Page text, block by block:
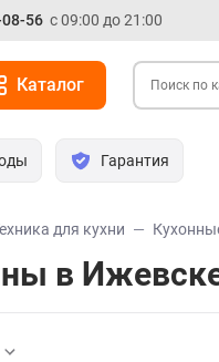
56 с 09:00 до 21:00
Каталог
Гарантия
для кухни
в